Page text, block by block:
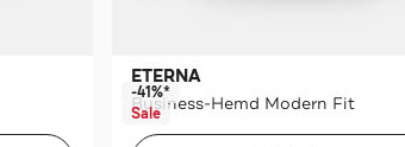
ETERNA
Business-Hemd Modern Fit
-41%*
Sale